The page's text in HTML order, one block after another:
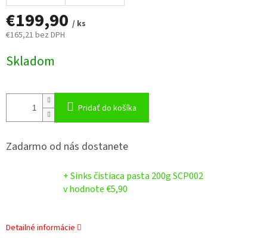
€199,90 / ks
€165,21 bez DPH
cena:
Skladom
Pridať do košíka
Zadarmo od nás dostanete
+ Sinks čistiaca pasta 200g SCP002
v hodnote €5,90
Detailné informácie